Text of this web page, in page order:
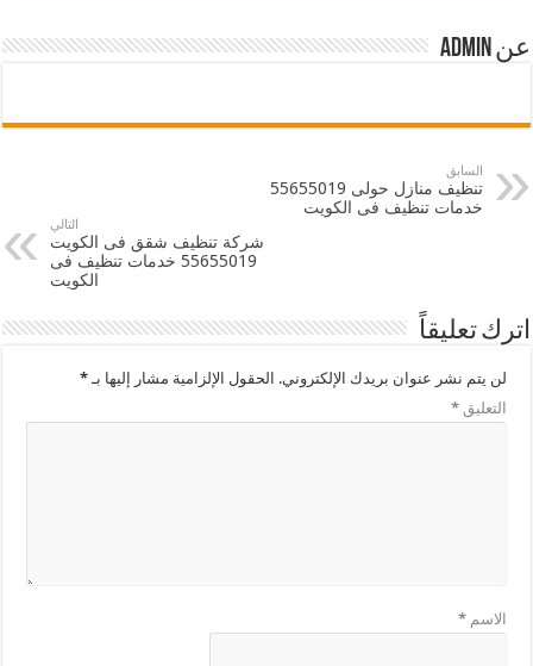
عن admin
السابق
تنظيف منازل حولى 55655019
خدمات تنظيف فى الكويت
التالي
شركة تنظيف شقق فى الكويت
55655019 خدمات تنظيف فى
الكويت
اترك تعليقاً
لن يتم نشر عنوان بريدك الإلكتروني. الحقول الإلزامية مشار إليها بـ*
التعليق*
الاسم*